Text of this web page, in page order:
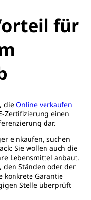
für
die Online verkaufen
Zertifizierung einen
dar.
einkaufen, suchen
Sie wollen auch die
Lebensmittel anbaut.
den Ständen oder den
konkrete Garantie
Stelle überprüft